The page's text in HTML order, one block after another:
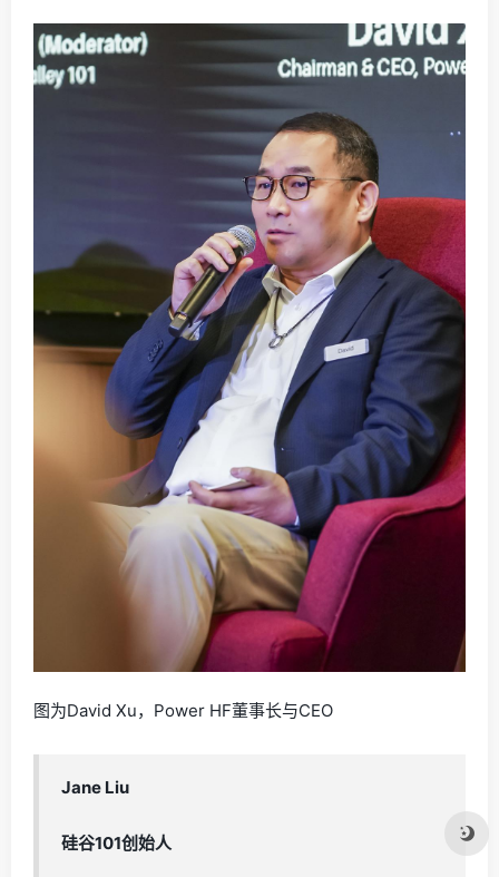
图为David Xu，Power HF董事长与CEO
Jane Liu
硅谷101创始人